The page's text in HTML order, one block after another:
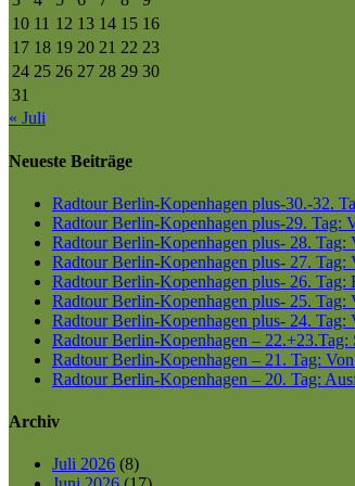
10 11 12 13 14 15 16
17 18 19 20 21 22 23
24 25 26 27 28 29 30
31
« Juli
Neueste Beiträge
Radtour Berlin-Kopenhagen plus-30.-32.
Radtour Berlin-Kopenhagen plus-29. Tag:
Radtour Berlin-Kopenhagen plus- 28.
Radtour Berlin-Kopenhagen plus- 27.
Radtour Berlin-Kopenhagen plus- 26. Tag:
Radtour Berlin-Kopenhagen plus- 25.
Radtour Berlin-Kopenhagen plus- 24.
Radtour Berlin-Kopenhagen –
Radtour Berlin-Kopenhagen – 21. Tag:
Radtour Berlin-Kopenhagen – 20. Tag:
Archiv
Juli 2026 (8)